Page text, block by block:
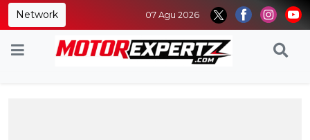
Network 07 Agu 2026